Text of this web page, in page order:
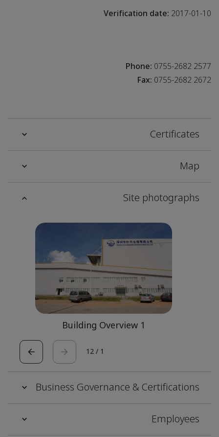
Verification date:2017-01-10
Phone:0755-2682 2577
Fax:0755-2682 2672
Certificates
Map
Site photographs
Building Overview 1
1
/
12
Business Governance & Certifications
Employees